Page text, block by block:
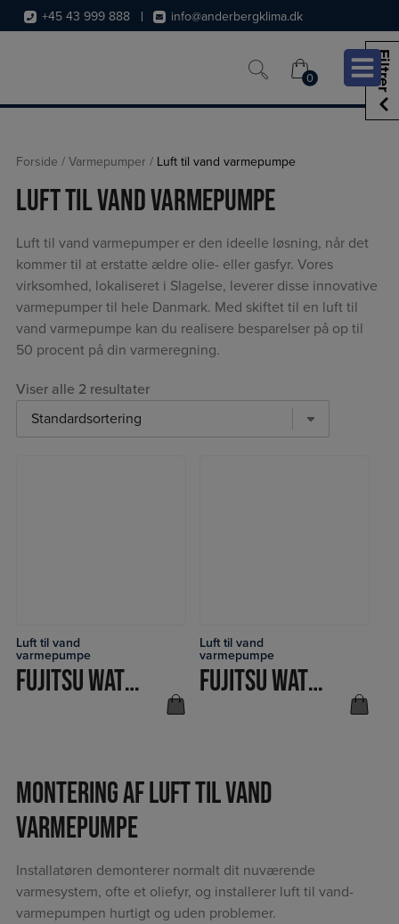
Hop
til
+45 43 999 888 info@anderbergklima.dk
0
0
Forside /Varmepumper / Luft til vand varmepumpe
Luft til vand varmepumpe
Luft til vand varmepumper er den ideelle løsning, når det
kommer til at erstatte ældre olie- eller gasfyr. Vores
virksomhed, lokaliseret i Slagelse, leverer disse innovative
varmepumper til hele Danmark. Med skiftet til en luft til
vand varmepumpe kan du realisere besparelser på op til
50 procent på din varmeregning.
Viser alle 2 resultater
LÆS MERE
Luft til vand
varmepumpe
FUJITSU WATERSTAGE LUFT/VAND INTEGRERET
LÆS MERE
Luft til vand
varmepumpe
FUJITSU WATERSTAGE LUFT/VAND STANDARD
Montering af luft til vand
varmepumpe
Installatøren demonterer normalt dit nuværende
varmesystem, ofte et oliefyr, og installerer luft til vand-
varmepumpen hurtigt og uden problemer.
Filtrer